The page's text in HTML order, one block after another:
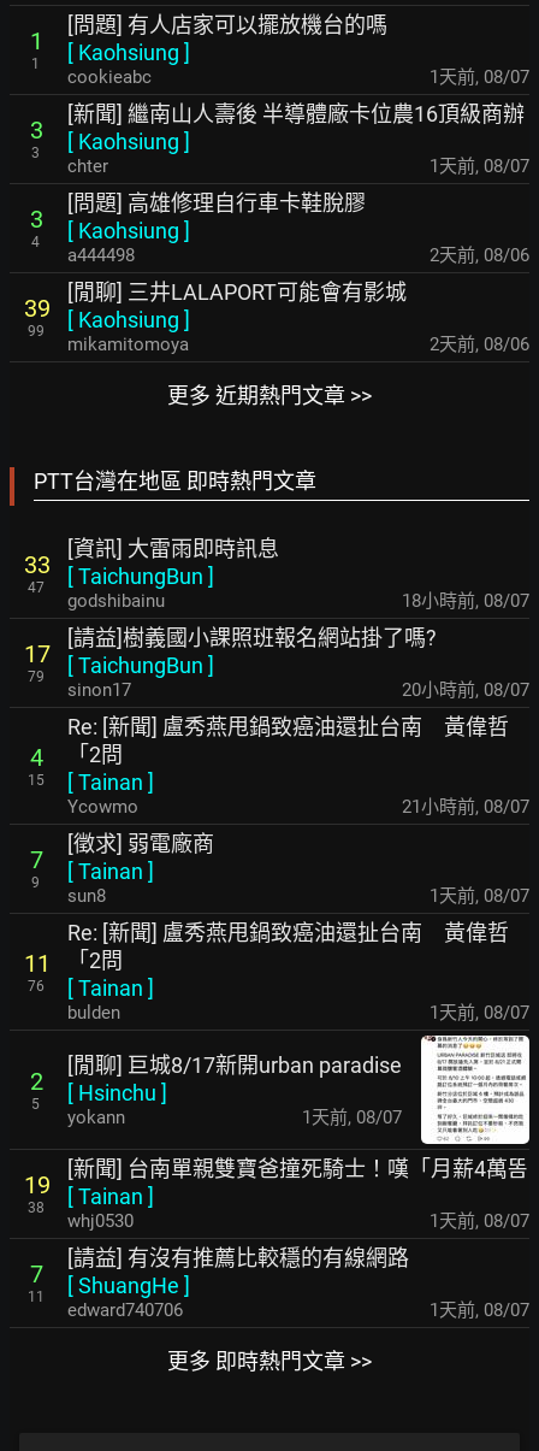
1
1
[問題] 有人店家可以擺放機台的嗎
[ Kaohsiung ]
cookieabc 1天前, 08/07
3
3
[新聞] 繼南山人壽後 半導體廠卡位農16頂級商辦
[ Kaohsiung ]
chter 1天前, 08/07
3
4
[問題] 高雄修理自行車卡鞋脫膠
[ Kaohsiung ]
a444498 2天前, 08/06
39
99
[閒聊] 三井LALAPORT可能會有影城
[ Kaohsiung ]
mikamitomoya 2天前, 08/06
更多 近期熱門文章 >>
PTT台灣在地區 即時熱門文章
33
47
[資訊] 大雷雨即時訊息
[TaichungBun ]
godshibainu 18小時前, 08/07
17
79
[請益]樹義國小課照班報名網站掛了嗎?
[TaichungBun ]
sinon17 20小時前, 08/07
4
15
Re: [新聞] 盧秀燕甩鍋致癌油還扯台南 黃偉哲
「2問
[Tainan ]
Ycowmo 21小時前, 08/07
7
9
[徵求] 弱電廠商
[Tainan ]
sun8 1天前, 08/07
11
76
Re: [新聞] 盧秀燕甩鍋致癌油還扯台南 黃偉哲
「2問
[Tainan ]
bulden 1天前, 08/07
2
5
[閒聊] 巨城8/17新開urban paradise
[ Hsinchu ]
yokann 1天前, 08/07
19
38
[新聞] 台南單親雙寶爸撞死騎士！嘆「月薪4萬똠
[Tainan ]
whj0530 1天前, 08/07
7
11
[請益] 有沒有推薦比較穩的有線網路
[ShuangHe ]
edward740706 1天前, 08/07
更多 即時熱門文章 >>